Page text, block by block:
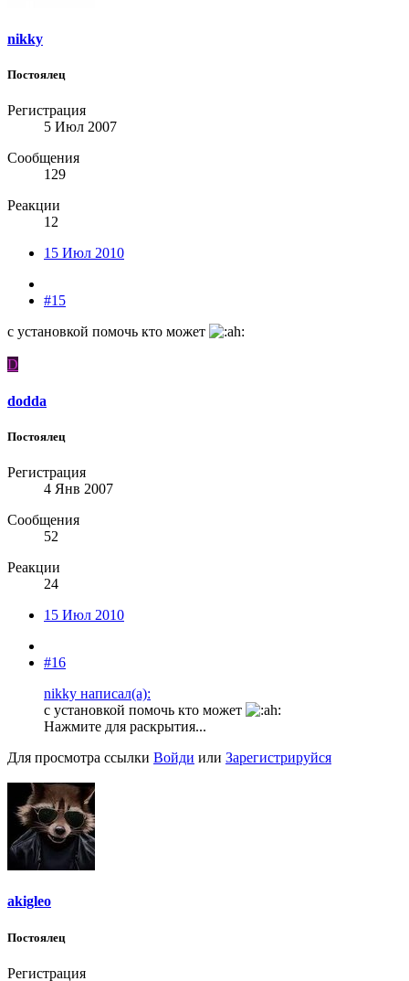
nikky
Постоялец
Регистрация
5 Июл 2007
Сообщения
129
Реакции
12
15 Июл 2010
#15
с установкой помочь кто может
D
dodda
Постоялец
Регистрация
4 Янв 2007
Сообщения
52
Реакции
24
15 Июл 2010
#16
nikky написал(а):
с установкой помочь кто может
Нажмите для раскрытия...
Для просмотра ссылки Войди или Зарегистрируйся
akigleo
Постоялец
Регистрация